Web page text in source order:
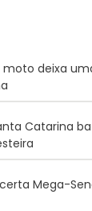
deixa
Catarina
Mega-